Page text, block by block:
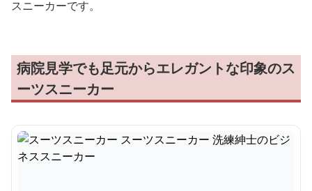
スニーカーです。
病院見学でも足元からエレガントな印象のス
ーツスニーカー